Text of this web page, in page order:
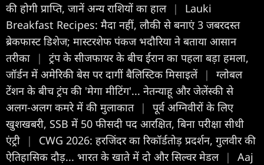
की होगी प्राप्ति, जानें अन्य राशियों का हाल |
Lauki
Breakfast Recipes: मैदा नहीं, लौकी से बनाएं 3 जबरदस्त
ब्रेकफास्ट डिशेज; मास्टरशेफ पंकज भदौरिया ने बताया आसान
तरीका
|
ट्रंप के सीजफायर के बीच ईरान का पहला बड़ा हमला,
जॉर्डन में अमेरिकी बेस पर दागीं बैलिस्टिक मिसाइलें |
ग्लोबल
टेंशन के बीच ट्रंप की 'मेगा मीटिंग'... नेतन्याहू और जेलेंस्की से
अलग-अलग कमरे में की मुलाकात |
पूर्व अग्निवीरों के लिए
खुशखबरी, SSB में 50 फीसदी पद आरक्षित, बिना परीक्षा सीधी
एंट्री
|
CWG 2026: हरजिंदर का रिकॉर्डतोड़ प्रदर्शन, गुलवीर की
ऐतिहासिक दौड़... भारत के खाते में दो और सिल्वर मेडल |
Aaj